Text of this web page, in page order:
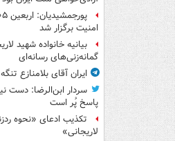
امنیت برگزار شد
بیانیه خانواده شهید
گمانه‌زنی‌های رسانه‌ای
ایران آقای بلامنازع
سردار ابن‌الرضا: دست
پاسخ پُر است
تکذیب ادعای «نحوه
لاریجانی»